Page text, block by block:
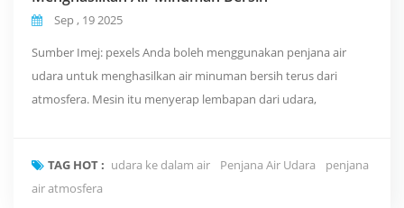
Sep , 19 2025
Sumber Imej: pexels Anda boleh menggunakan penjana air
udara untuk menghasilkan air minuman bersih terus dari
atmosfera. Mesin itu menyerap lembapan dari udara,
menapis, memurnikan, dan menambah mineral ke dalam air
sebelum menyimpannya dalam tangki yang tertutup. Teknologi
TAG HOT : udara ke dalam air Penjana Air Udara
penjana
air atmosfera